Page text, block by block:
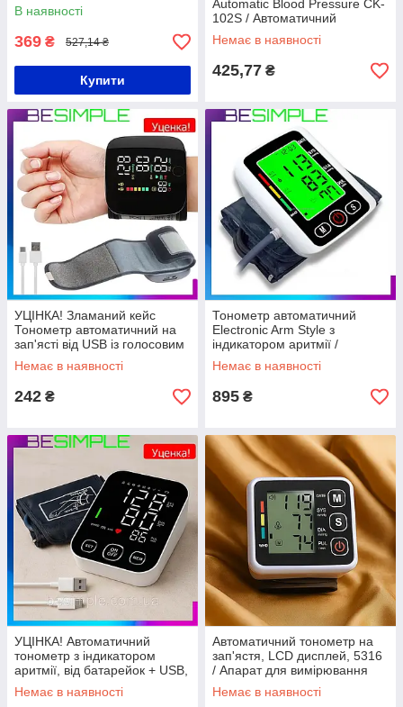
Апарат для вимірювання
артеріального тиску
В наявності
369 ₴ 527,14 ₴
Купити
Automatic Blood Pressure CK-
102S / Автоматичний
тонометр на зап'ястя
Немає в наявності
425,77 ₴
УЦІНКА! Зламаний кейс
Тонометр автоматичний на
зап'ясті від USB із голосовим
монітором / Цифровий
акумуляторний тонометр з
Немає в наявності
242 ₴
Тонометр автоматичний
Electronic Arm Style з
індикатором аритмії /
Плечовий тонометр із
зарядкою від USB
Немає в наявності
895 ₴
УЦІНКА! Автоматичний
тонометр з індикатором
аритмії, від батарейок + USB,
S-04 / Апарат для
вимірювання артеріального
Немає в наявності
Автоматичний тонометр на
зап'ястя, LCD дисплей, 5316
/ Апарат для вимірювання
тиску і пульсу
Немає в наявності